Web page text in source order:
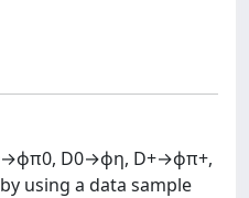
D0→ϕη, D+→ϕπ+,
using a data sample